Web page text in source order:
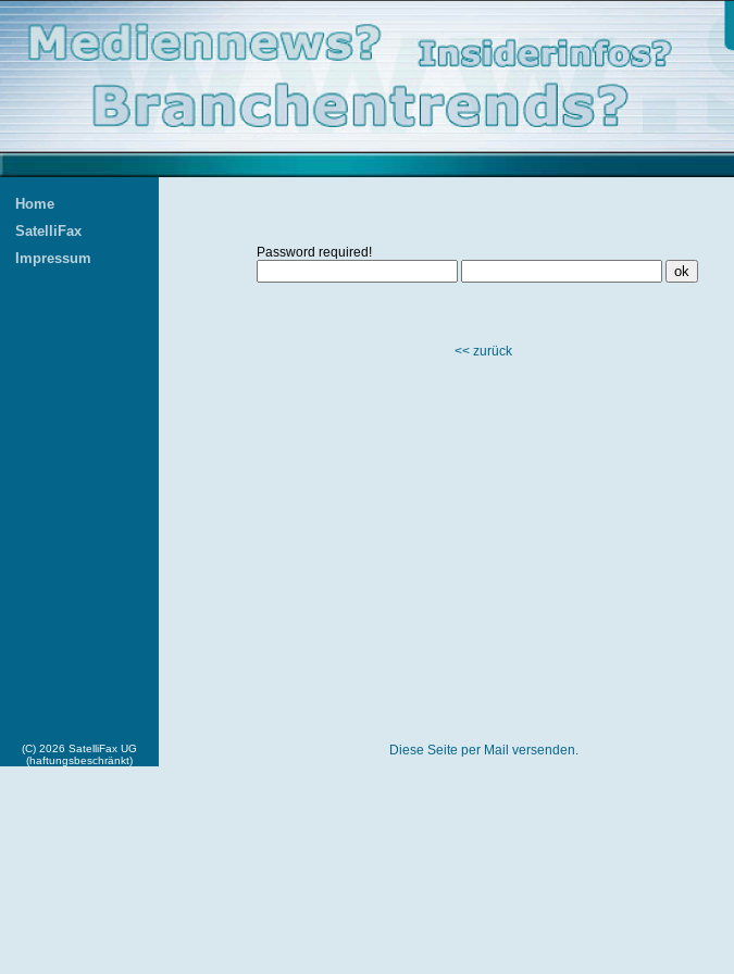
Home
SatelliFax
Impressum
Password required!
<< zurück
(C) 2026 SatelliFax UG
(haftungsbeschränkt)
Diese Seite per Mail versenden.